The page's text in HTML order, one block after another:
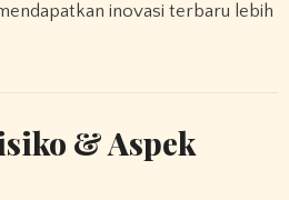
inovasi terbaru lebih
& Aspek